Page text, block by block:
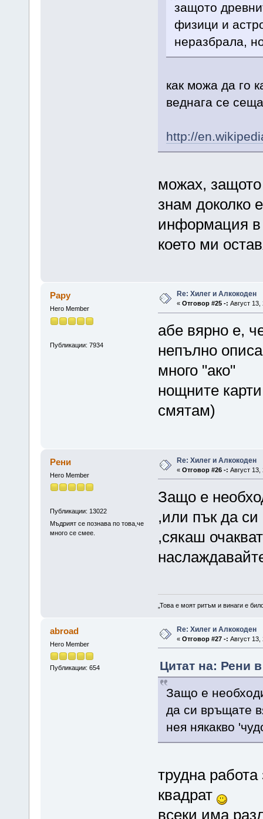
защото
физици и
неразбрала,
как можа да го
веднага се
http://
можах, защото
знам доколко
информация в
което ми
Papy
Hero Member
Публикации: 7934
Re: Хилег и Алкокоден
« Отговор #25 -: Август
абе вярно е,
непълно
много "ако"
нощните
смятам)
Рени
Hero Member
Публикации: 13022
Мъдрият се познава по това,че
много се смее.
Re: Хилег и Алкокоден
« Отговор #26 -: Август
Защо е
,или пък да
,сякаш
„Това е моят ритъм и винаги е
abroad
Hero Member
Публикации: 654
Re: Хилег и Алкокоден
« Отговор #27 -: Август 13,
Цитат на: Рени
Защо е
да си връщате
нея някакво
трудна
квадрат
всеки има